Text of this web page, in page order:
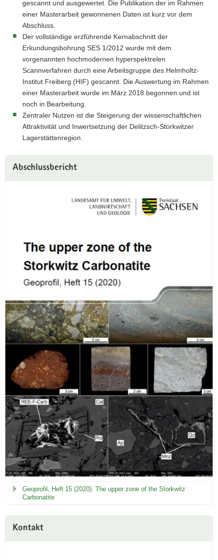
gescannt und ausgewertet. Die Publikation der im Rahmen
einer Masterarbeit gewonnenen Daten ist kurz vor dem
Abschluss.
Der vollständige erzführende Kernabschnitt der
Erkundungsbohrung SES 1/2012 wurde mit dem
vorgenannten hochmodernen hyperspektrelen
Scannverfahren durch eine Arbeitsgruppe des Helmholtz-
Institut Freiberg (HIF) gescannt. Die Auswertung im Rahmen
einer Masterarbeit wurde im März 2018 begonnen und ist
noch in Bearbeitung.
Zentraler Nutzen ist die Steigerung der wissenschaftlichen
Attraktivität und Inwertsetzung der Delitzsch-Storkwitzer
Lagerstättenregion.
Abschlussbericht
Geoprofil, Heft 15 (2020): The upper zone of the Storkwitz
Carbonatite
Kontakt